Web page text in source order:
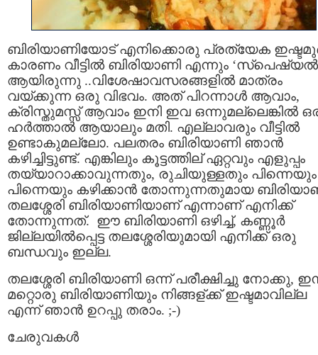
ബിരിയാണിയോട് എനിക്കൊരു പ്രത്യേക
കാരണം വീട്ടില്‍ ബിരിയാണി എന്നും
ആയിരുന്നു ..വിശേഷാവസരങ്ങളില്‍ മാത്രം
വയ്ക്കുന്ന ഒരു വിഭവം. അത് പിറന്നാള്‍ ആവാം,
ക്രിസ്തുമസ്സ് ആവാം ഇനി ഇവ ഒന്നുമല്ലെങ്കില്‍
ഹര്‍ത്താല്‍ ആയാലും മതി. എല്ലാവരും വീട്ടില്‍
ഉണ്ടാകുമല്ലോ. പലതരം ബിരിയാണി ഞാന്‍
കഴിച്ചിട്ടുണ്ട്. എങ്കിലും കൂട്ടത്തില് ഏറ്റവും എളുപ്പം
തയ്യാറാക്കാവുന്നതും, രുചിയുള്ളതും പിന്നെയും
പിന്നെയും കഴിക്കാന്‍ തോന്നുന്നതുമായ
തലശ്ശേരി ബിരിയാണിയാണ് എന്നാണ് എനിക്ക്
തോന്നുന്നത്. ഈ ബിരിയാണി ഒഴിച്ച്, കണ്ണൂര്‍
ജില്ലയില്‍പ്പെട്ട തലശ്ശേരിയുമായി എനിക്ക് ഒരു
ബന്ധവും ഇല്ല.
തലശ്ശേരി ബിരിയാണി ഒന്ന് പരീക്ഷിച്ചു നോക്കു,
മറ്റൊരു ബിരിയാണിയും നിങ്ങള്ക്ക് ഇഷ്ടമാവില്ല
എന്ന് ഞാന്‍ ഉറപ്പു തരാം. ;-)
ചേരുവകള്‍